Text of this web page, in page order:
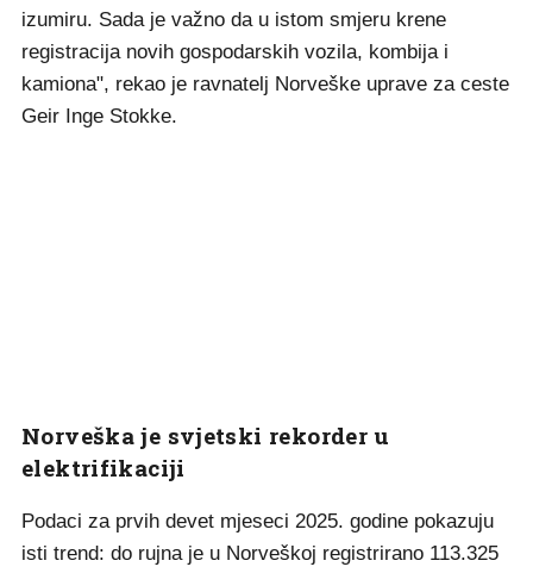
izumiru. Sada je važno da u istom smjeru krene
registracija novih gospodarskih vozila, kombija i
kamiona", rekao je ravnatelj Norveške uprave za ceste
Geir Inge Stokke.
Norveška je svjetski rekorder u
elektrifikaciji
Podaci za prvih devet mjeseci 2025. godine pokazuju
isti trend: do rujna je u Norveškoj registrirano 113.325